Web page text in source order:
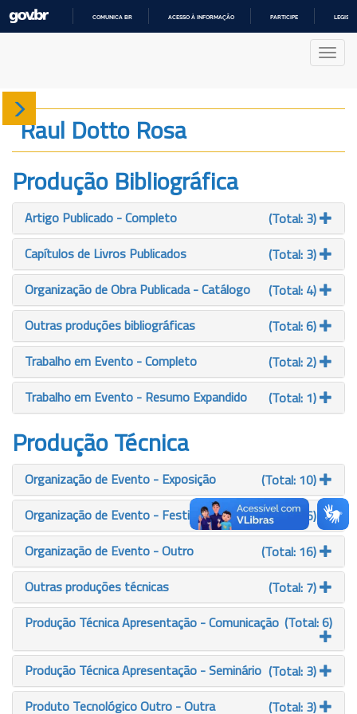
COMUNICA BR ACESSO À INFORMAÇÃO PARTICIPE
Sobre
Produção
Projetos
Gráficos
Raul Dotto Rosa
Produção Bibliográfica
Artigo Publicado - Completo
(Total: 3)
Capítulos de Livros Publicados
(Total: 3)
Organização de Obra Publicada - Catálogo
(Total: 4)
Outras produções bibliográficas
(Total: 6)
Trabalho em Evento - Completo
(Total: 2)
Trabalho em Evento - Resumo Expandido
(Total: 1)
Produção Técnica
Organização de Evento - Exposição
(Total: 10)
Organização de Evento - Festival
(Total: 6)
Organização de Evento - Outro
(Total: 16)
Outras produções técnicas
(Total: 7)
Produção Técnica Apresentação - Comunicação (Total: 6)
Produção Técnica Apresentação - Seminário (Total: 3)
Produto Tecnológico Outro - Outra
(Total: 3)